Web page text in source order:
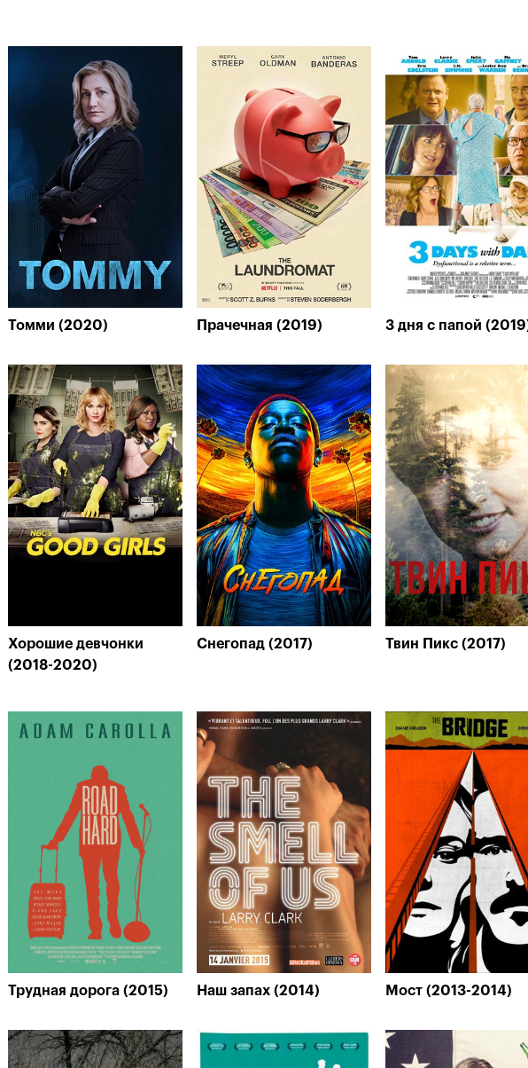
Томми (2020) Прачечная (2019) 3 дня с папой
Хорошие девчонки
(2018-2020)
Снегопад (2017) Твин Пикс (2017)
Трудная дорога (2015) Наш запах (2014) Мост (2013-2014)